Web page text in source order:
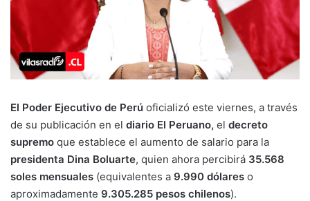
El Poder Ejecutivo de Perú oficializó este viernes, a través
de su publicación en el diario El Peruano, el decreto
supremo que establece el aumento de salario para la
presidenta Dina Boluarte, quien ahora percibirá 35.568
soles mensuales (equivalentes a 9.990 dólares o
aproximadamente 9.305.285 pesos chilenos).